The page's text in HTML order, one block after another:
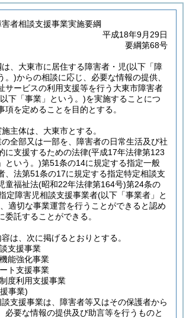
者相談支援事業実施要綱
平成18年9月29日
要綱第68号
は、大東市に居住する障害者・児(以下「障
。)からの相談に応じ、必要な情報の提供、
サービスの利用支援等を行う大東市障害者
下「事業」という。)を実施することにつ
項を定めることを目的とする。
主体は、大東市とする。
全部又は一部を、障害者の日常生活及び社
に支援するための法律(平成17年法律第123
という。)第51条の14に規定する指定一般
、法第51条の17に規定する指定特定相談支
童福祉法(昭和22年法律第164号)第24条の
定障害児相談支援事業者(以下「事業者」と
適切な事業運営を行うことができると認め
委託することができる。
は、次に掲げるとおりとする。
支援事業
能強化事業
ト支援事業
度利用支援事業
事業)
支援事業は、障害者等又はその保護者から
必要な情報の提供及び助言等を行うものと